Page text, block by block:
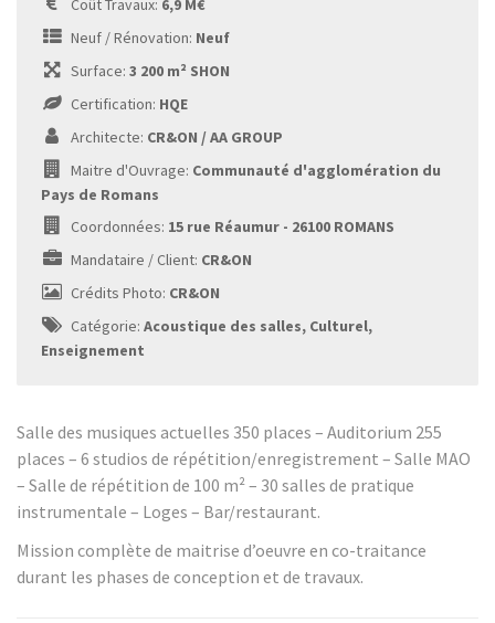
Coût Travaux: 6,9 M€
Neuf / Rénovation: Neuf
Surface: 3 200 m² SHON
Certification: HQE
Architecte: CR&ON / AA GROUP
Maitre d'Ouvrage: Communauté d'agglomération du
Pays de Romans
Coordonnées: 15 rue Réaumur - 26100 ROMANS
Mandataire / Client: CR&ON
Crédits Photo: CR&ON
Catégorie: Acoustique des salles, Culturel,
Enseignement
Salle des musiques actuelles 350 places – Auditorium 255
places – 6 studios de répétition/enregistrement – Salle MAO
– Salle de répétition de 100 m² – 30 salles de pratique
instrumentale – Loges – Bar/restaurant.
Mission complète de maitrise d’oeuvre en co-traitance
durant les phases de conception et de travaux.